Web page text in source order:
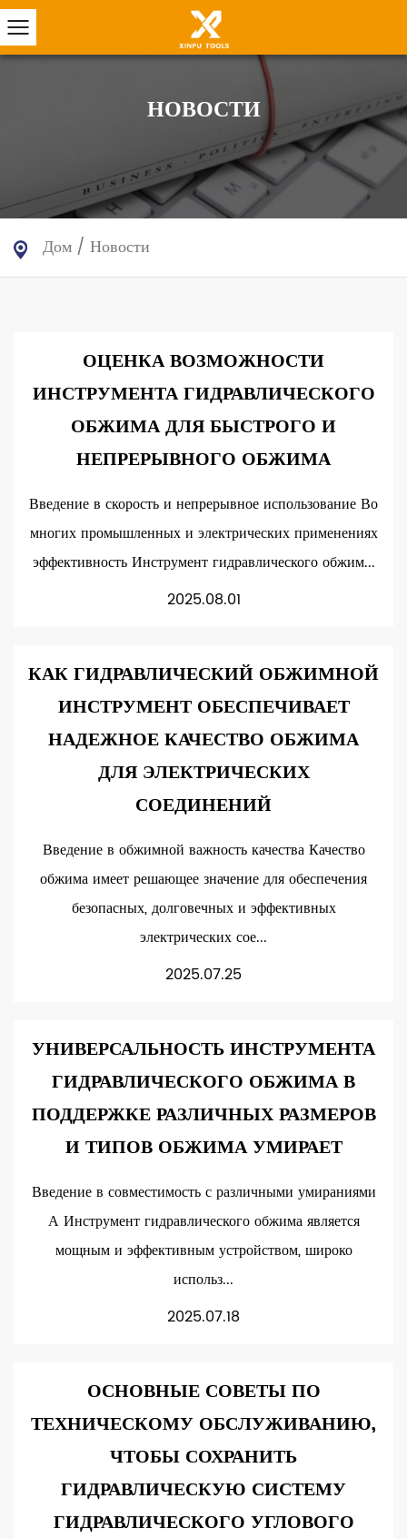
НОВОСТИ
Дом / Новости
ОЦЕНКА ВОЗМОЖНОСТИ
ИНСТРУМЕНТА ГИДРАВЛИЧЕСКОГО
ОБЖИМА ДЛЯ БЫСТРОГО И
НЕПРЕРЫВНОГО ОБЖИМА
Введение в скорость и непрерывное использование Во
многих промышленных и электрических применениях
эффективность Инструмент гидравлического обжим...
2025.08.01
КАК ГИДРАВЛИЧЕСКИЙ ОБЖИМНОЙ
ИНСТРУМЕНТ ОБЕСПЕЧИВАЕТ
НАДЕЖНОЕ КАЧЕСТВО ОБЖИМА
ДЛЯ ЭЛЕКТРИЧЕСКИХ
СОЕДИНЕНИЙ
Введение в обжимной важность качества Качество
обжима имеет решающее значение для обеспечения
безопасных, долговечных и эффективных
электрических сое...
2025.07.25
УНИВЕРСАЛЬНОСТЬ ИНСТРУМЕНТА
ГИДРАВЛИЧЕСКОГО ОБЖИМА В
ПОДДЕРЖКЕ РАЗЛИЧНЫХ РАЗМЕРОВ
И ТИПОВ ОБЖИМА УМИРАЕТ
Введение в совместимость с различными умираниями
А Инструмент гидравлического обжима является
мощным и эффективным устройством, широко
использ...
2025.07.18
ОСНОВНЫЕ СОВЕТЫ ПО
ТЕХНИЧЕСКОМУ ОБСЛУЖИВАНИЮ,
ЧТОБЫ СОХРАНИТЬ
ГИДРАВЛИЧЕСКУЮ СИСТЕМУ
ГИДРАВЛИЧЕСКОГО УГЛОВОГО